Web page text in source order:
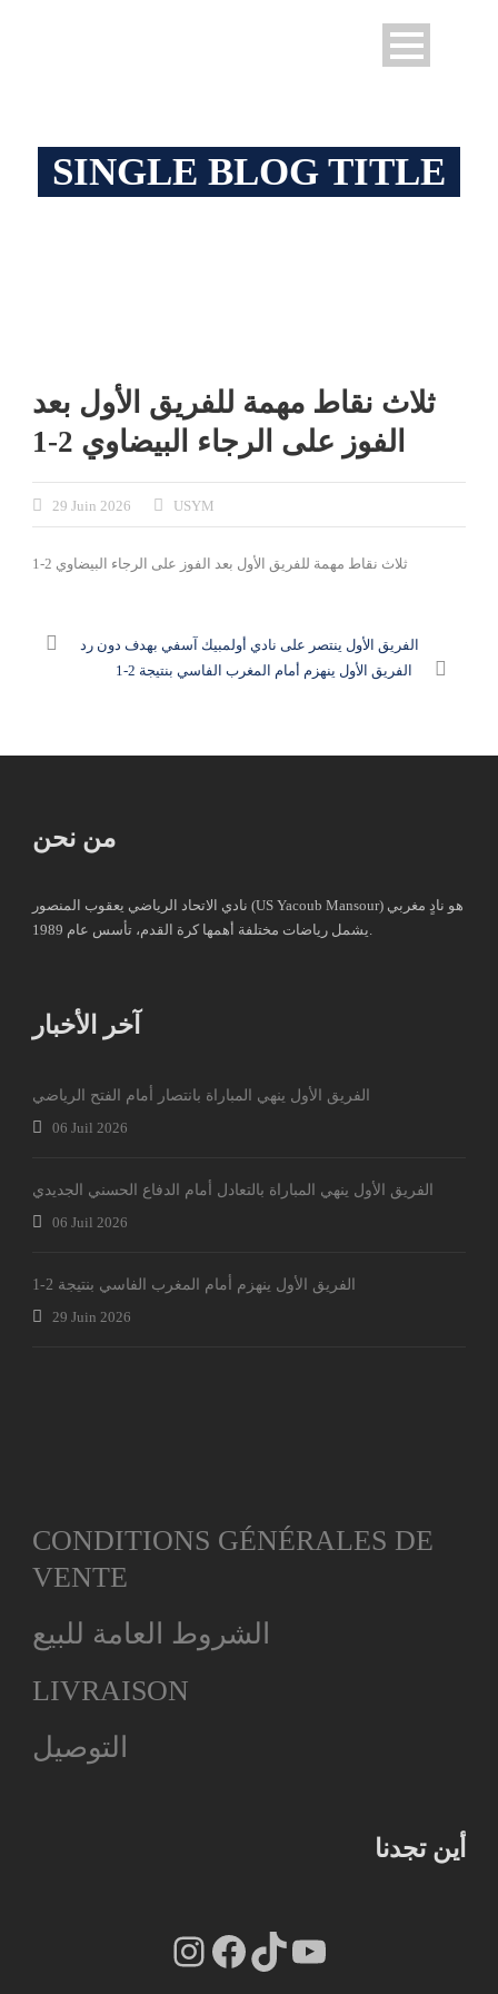
SINGLE BLOG TITLE
ثلاث نقاط مهمة للفريق الأول بعد
الفوز على الرجاء البيضاوي 2-1
29 Juin 2026 USYM
ثلاث نقاط مهمة للفريق الأول بعد الفوز على الرجاء البيضاوي 2-1
الفريق الأول ينتصر على نادي أولمبيك آسفي بهدف دون رد
الفريق الأول ينهزم أمام المغرب الفاسي بنتيجة 2-1
من نحن
نادي الاتحاد الرياضي يعقوب المنصور (US Yacoub Mansour) هو نادٍ مغربي
يشمل رياضات مختلفة أهمها كرة القدم، تأسس عام 1989.
آخر الأخبار
الفريق الأول ينهي المباراة بانتصار أمام الفتح الرياضي
06 Juil 2026
الفريق الأول ينهي المباراة بالتعادل أمام الدفاع الحسني الجديدي
06 Juil 2026
الفريق الأول ينهزم أمام المغرب الفاسي بنتيجة 2-1
29 Juin 2026
CONDITIONS GÉNÉRALES DE
VENTE
الشروط العامة للبيع
LIVRAISON
التوصيل
أين تجدنا
Instagram
Facebook
TikTok
YouTube